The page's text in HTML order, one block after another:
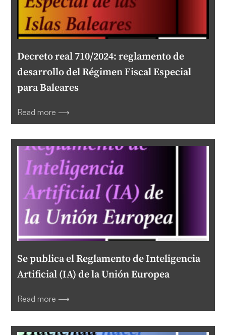
Decreto real 710/2024: reglamento de
desarrollo del Régimen Fiscal Especial
para Baleares
Read more ⟶
Se publica el Reglamento de Inteligencia
Artificial (IA) de la Unión Europea
Read more ⟶